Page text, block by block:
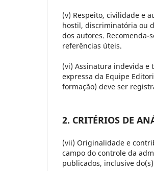
(v) Respeito, civilidade e
hostil, discriminatória ou
dos autores.
referências úteis.
(vi) Assinatura indevida e
expressa da Equipe
formação) deve ser
2. CRITÉRIOS DE
(vii) Originalidade e
campo do controle da
publicados, inclusive